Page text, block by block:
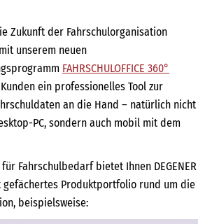
Zukunft der Fahrschulorganisation
unserem neuen
FAHRSCHULOFFICE 360°
ein professionelles Tool zur
an die Hand – natürlich nicht
PC, sondern auch mobil mit dem
Fahrschulbedarf bietet Ihnen DEGENER
Produktportfolio rund um die
beispielsweise: